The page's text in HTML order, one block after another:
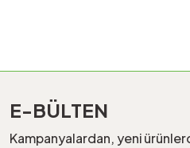
E-BÜLTEN
Kampanyalardan, yeni